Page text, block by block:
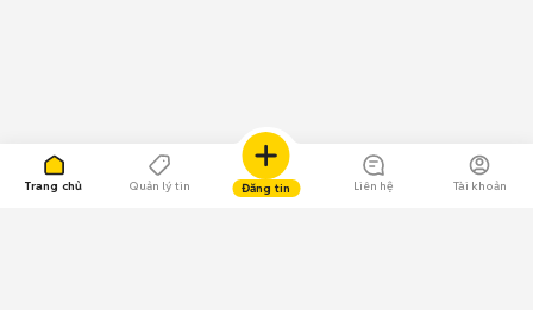
Trang chủ Quản lý tin Đăng tin Liên hệ Tài khoản